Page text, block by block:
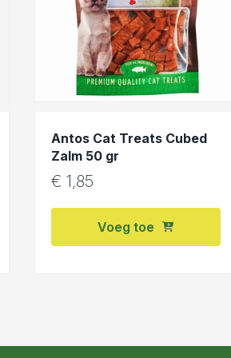
Antos Cat Treats Cubed
Zalm 50 gr
€ 1,85
Voeg toe